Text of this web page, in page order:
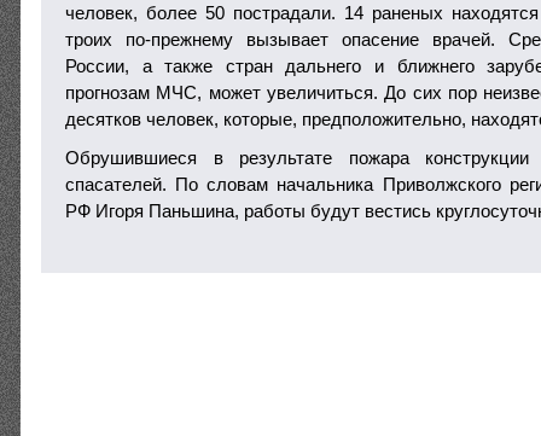
человек, более 50 пострадали. 14 раненых
троих по-прежнему вызывает опасение врачей.
России, а также стран дальнего и ближнего
прогнозам МЧС, может увеличиться. До сих пор
десятков человек, которые, предположительно,
Обрушившиеся в результате пожара
спасателей. По словам начальника Приволжского
РФ Игоря Паньшина, работы будут вестись